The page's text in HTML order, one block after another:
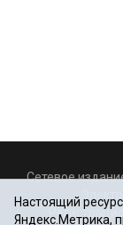
Сетевое
Настоящий
Яндекс.Метрика,